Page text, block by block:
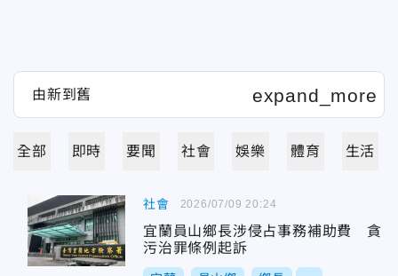
全部 即時 要聞 社會 娛樂 體育 生活
社會
宜蘭員山鄉長涉侵占事務補助費 貪
污治罪條例起訴
2026/07/09 20:24